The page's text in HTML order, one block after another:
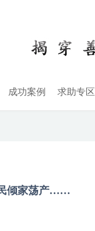
成功案例 求助专区
民倾家荡产……